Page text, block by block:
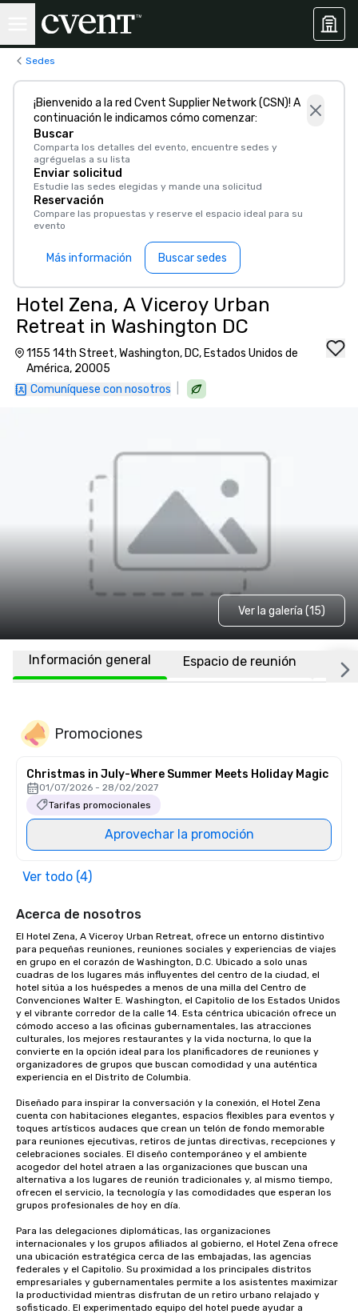
Sedes
¡Bienvenido a la red Cvent Supplier Network (CSN)! A
continuación le indicamos cómo comenzar:
Buscar
Comparta los detalles del evento, encuentre sedes y
agréguelas a su lista
Enviar solicitud
Estudie las sedes elegidas y mande una solicitud
Reservación
Compare las propuestas y reserve el espacio ideal para su
evento
Más información Buscar sedes
Hotel Zena, A Viceroy Urban
Retreat in Washington DC
1155 14th Street, Washington, DC, Estados Unidos de
América, 20005
Comuníquese con nosotros
Ver la galería (15)
Información general Espacio de reunión
Promociones
Christmas in July-Where Summer Meets Holiday Magic
01/07/2026 - 28/02/2027
Tarifas promocionales
Aprovechar la promoción
Ver todo (4)
Acerca de nosotros
El Hotel Zena, A Viceroy Urban Retreat, ofrece un entorno distintivo
para pequeñas reuniones, reuniones sociales y experiencias de viajes
en grupo en el corazón de Washington, D.C. Ubicado a solo unas
cuadras de los lugares más influyentes del centro de la ciudad, el
hotel sitúa a los huéspedes a menos de una milla del Centro de
Convenciones Walter E. Washington, el Capitolio de los Estados Unidos
y el vibrante corredor de la calle 14. Esta céntrica ubicación ofrece un
cómodo acceso a las oficinas gubernamentales, las atracciones
culturales, los mejores restaurantes y la vida nocturna, lo que la
convierte en la opción ideal para los planificadores de reuniones y
organizadores de grupos que buscan comodidad y una auténtica
experiencia en el Distrito de Columbia.
Diseñado para inspirar la conversación y la conexión, el Hotel Zena
cuenta con habitaciones elegantes, espacios flexibles para eventos y
toques artísticos audaces que crean un telón de fondo memorable
para reuniones ejecutivas, retiros de juntas directivas, recepciones y
celebraciones sociales. El diseño contemporáneo y el ambiente
acogedor del hotel atraen a las organizaciones que buscan una
alternativa a los lugares de reunión tradicionales y, al mismo tiempo,
ofrecen el servicio, la tecnología y las comodidades que esperan los
grupos profesionales de hoy en día.
Para las delegaciones diplomáticas, las organizaciones
internacionales y los grupos afiliados al gobierno, el Hotel Zena ofrece
una ubicación estratégica cerca de las embajadas, las agencias
federales y el Capitolio. Su proximidad a los principales distritos
empresariales y gubernamentales permite a los asistentes maximizar
la productividad mientras disfrutan de un retiro urbano relajado y
sofisticado. El experimentado equipo del hotel puede ayudar a